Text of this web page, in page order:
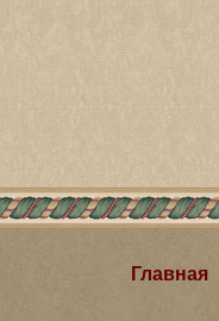
Главная